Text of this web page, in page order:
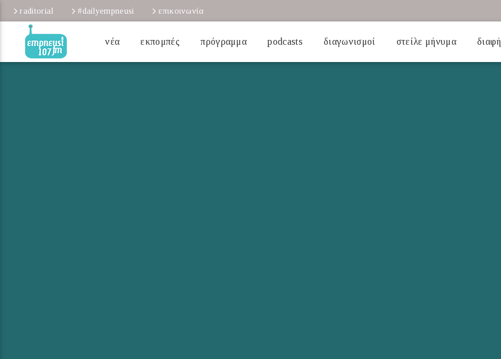
raditorial #dailyempneusi επικοινωνία
νέα εκπομπές πρόγραμμα podcasts διαγωνισμοί στείλε μήνυμα